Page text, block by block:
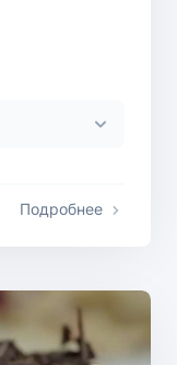
Подробнее